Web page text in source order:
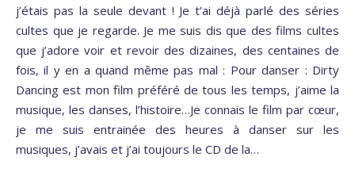
j’étais pas la seule devant ! Je t’ai déjà parlé des séries
cultes que je regarde. Je me suis dis que des films cultes
que j’adore voir et revoir des dizaines, des centaines de
fois, il y en a quand même pas mal : Pour danser : Dirty
Dancing est mon film préféré de tous les temps, j’aime la
musique, les danses, l’histoire…Je connais le film par cœur,
je me suis entrainée des heures à danser sur les
musiques, j’avais et j’ai toujours le CD de la…